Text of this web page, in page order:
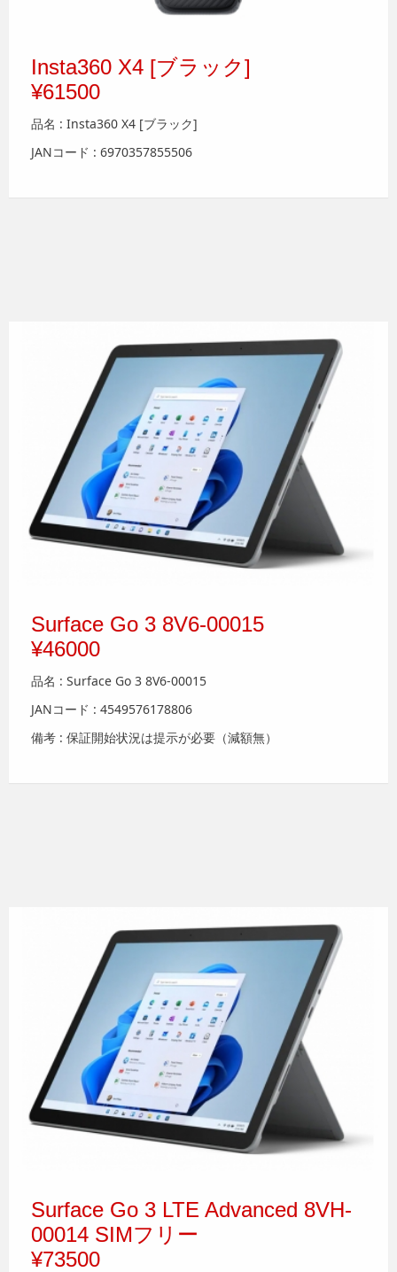
Insta360 X4 [ブラック]
¥61500
品名 : Insta360 X4 [ブラック]
JANコード : 6970357855506
Surface Go 3 8V6-00015
¥46000
品名 : Surface Go 3 8V6-00015
JANコード : 4549576178806
備考 : 保証開始状況は提示が必要（減額無）
Surface Go 3 LTE Advanced 8VH-
00014 SIMフリー
¥73500